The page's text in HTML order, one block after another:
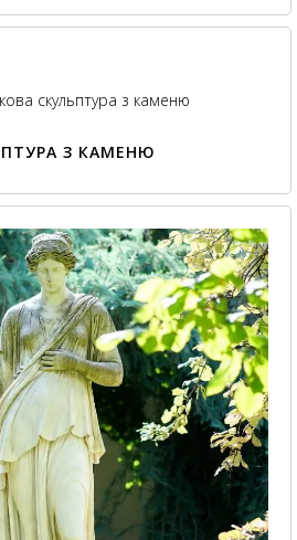
скульптура з каменю
З КАМЕНЮ